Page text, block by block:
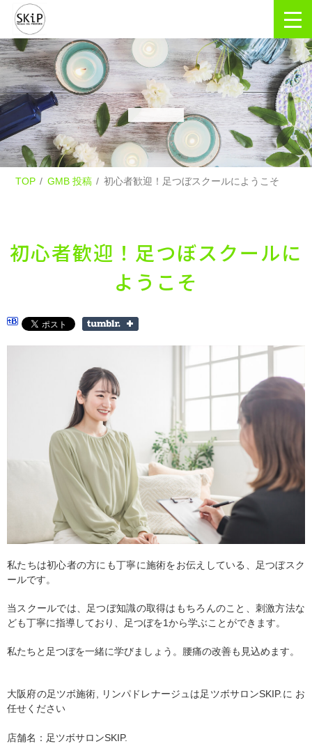
TOP GMB 投稿 初心者歓迎！足つぼスクールにようこそ
初心者歓迎！足つぼスクールに
ようこそ
私たちは初心者の方にも丁寧に施術をお伝えしている、足つぼスク
ールです。
当スクールでは、足つぼ知識の取得はもちろんのこと、刺激方法な
ども丁寧に指導しており、足つぼを1から学ぶことができます。
私たちと足つぼを一緒に学びましょう。腰痛の改善も見込めます。
大阪府の足ツボ施術, リンパドレナージュは足ツボサロンSKIP.に お
任せください
店舗名：足ツボサロンSKIP.